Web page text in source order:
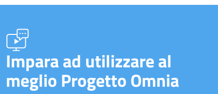
Impara ad utilizzare al
meglio Progetto Omnia